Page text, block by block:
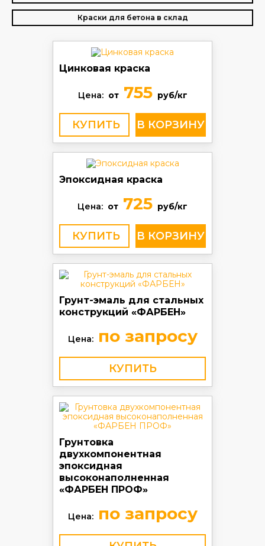
Краски для бетона в склад
Цинковая краска
Цена: от755 руб/кг
КУПИТЬ
Эпоксидная краска
Цена: от 725 руб/кг
КУПИТЬ
Грунт-эмаль для стальных
конструкций «ФАРБЕН»
Цена:по запросу
КУПИТЬ
Грунтовка
двухкомпонентная
эпоксидная
высоконаполненная
«ФАРБЕН ПРОФ»
Цена:по запросу